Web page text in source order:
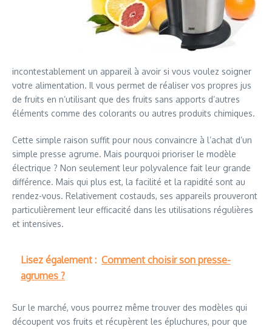
incontestablement un appareil à avoir si vous voulez soigner
votre alimentation. Il vous permet de réaliser vos propres jus
de fruits en n’utilisant que des fruits sans apports d’autres
éléments comme des colorants ou autres produits chimiques.
Cette simple raison suffit pour nous convaincre à l’achat d’un
simple presse agrume. Mais pourquoi prioriser le modèle
électrique ? Non seulement leur polyvalence fait leur grande
différence. Mais qui plus est, la facilité et la rapidité sont au
rendez-vous. Relativement costauds, ses appareils prouveront
particulièrement leur efficacité dans les utilisations régulières
et intensives.
Lisez également : Comment choisir son presse-
agrumes ?
Sur le marché, vous pourrez même trouver des modèles qui
découpent vos fruits et récupèrent les épluchures, pour que